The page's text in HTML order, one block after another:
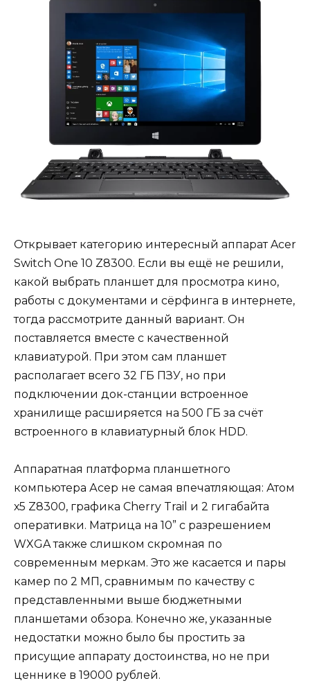
Открывает категорию интересный аппарат Acer
Switch One 10 Z8300. Если вы ещё не решили,
какой выбрать планшет для просмотра кино,
работы с документами и сёрфинга в интернете,
тогда рассмотрите данный вариант. Он
поставляется вместе с качественной
клавиатурой. При этом сам планшет
располагает всего 32 ГБ ПЗУ, но при
подключении док-станции встроенное
хранилище расширяется на 500 ГБ за счёт
встроенного в клавиатурный блок HDD.
Аппаратная платформа планшетного
компьютера Асер не самая впечатляющая: Атом
х5 Z8300, графика Cherry Trail и 2 гигабайта
оперативки. Матрица на 10” с разрешением
WXGA также слишком скромная по
современным меркам. Это же касается и пары
камер по 2 МП, сравнимым по качеству с
представленными выше бюджетными
планшетами обзора. Конечно же, указанные
недостатки можно было бы простить за
присущие аппарату достоинства, но не при
ценнике в 19000 рублей.